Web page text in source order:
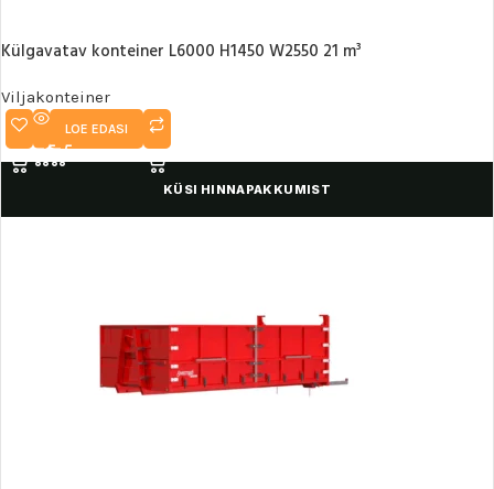
Külgavatav konteiner L6000 H1450 W2550 21 m³
Viljakonteiner
LOE EDASI
KÜSI HINNAPAKKUMIST